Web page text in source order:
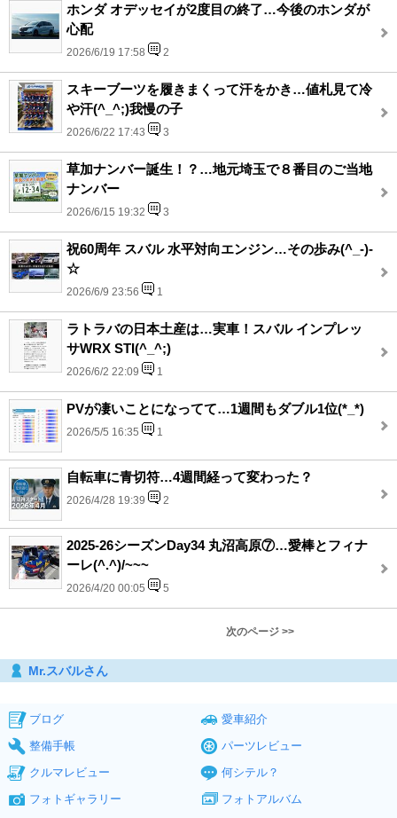
ホンダ オデッセイが2度目の終了…今後のホンダが
心配
2026/6/19 17:58 2
スキーブーツを履きまくって汗をかき…値札見て冷
や汗(^_^;)我慢の子
2026/6/22 17:43 3
草加ナンバー誕生！？…地元埼玉で８番目のご当地
ナンバー
2026/6/15 19:32 3
祝60周年 スバル 水平対向エンジン…その歩み(^_-)-
☆
2026/6/9 23:56 1
ラトラバの日本土産は…実車！スバル インプレッ
サWRX STI(^_^;)
2026/6/2 22:09 1
PVが凄いことになってて…1週間もダブル1位(*_*)
2026/5/5 16:35 1
自転車に青切符…4週間経って変わった？
2026/4/28 19:39 2
2025-26シーズンDay34 丸沼高原⑦…愛棒とフィナ
ーレ(^.^)/~~~
2026/4/20 00:05 5
次のページ >>
Mr.スバルさん
ブログ
愛車紹介
整備手帳
パーツレビュー
クルマレビュー
何シテル？
フォトギャラリー
フォトアルバム